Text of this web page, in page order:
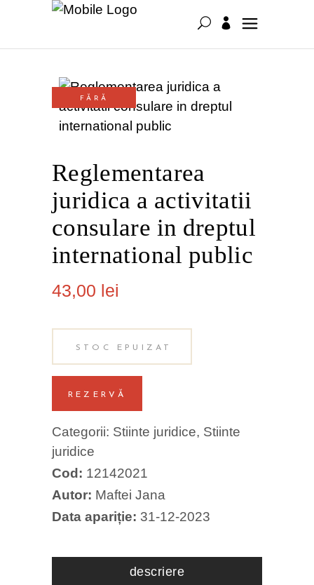
FĂRĂ
STOC
Reglementarea
juridica a activitatii
consulare in dreptul
international public
43,00 lei
STOC EPUIZAT
REZERVĂ
Categorii: Stiinte juridice, Stiinte
juridice
Cod: 12142021
Autor: Maftei Jana
Data apariție: 31-12-2023
descriere